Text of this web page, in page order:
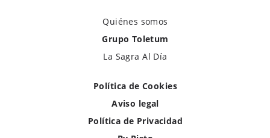
Quiénes somos
Grupo Toletum
La Sagra Al Día
Política de Cookies
Aviso legal
Política de Privacidad